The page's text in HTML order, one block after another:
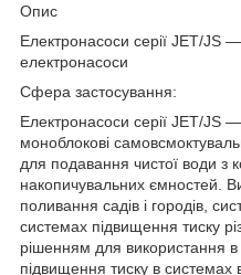
Опис
Електронасоси серії JET/JS
електронасоси
Сфера застосування:
Електронасоси серії JET/JS
моноблокові
для подавання чистої води з
накопичувальних ємностей.
поливання садів і городів,
системах підвищення тиску
рішенням для використання в
підвищення тиску в